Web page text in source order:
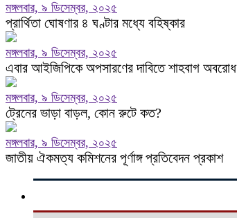
মঙ্গলবার, ৯ ডিসেম্বর, ২০২৫
প্রার্থিতা ঘোষণার ৪ ঘণ্টার মধ্যে বহিষ্কার
মঙ্গলবার, ৯ ডিসেম্বর, ২০২৫
এবার আইজিপিকে অপসারণের দাবিতে শাহবাগ অবরোধ
মঙ্গলবার, ৯ ডিসেম্বর, ২০২৫
ট্রেনের ভাড়া বাড়ল, কোন রুটে কত?
মঙ্গলবার, ৯ ডিসেম্বর, ২০২৫
জাতীয় ঐকমত্য কমিশনের পূর্ণাঙ্গ প্রতিবেদন প্রকাশ